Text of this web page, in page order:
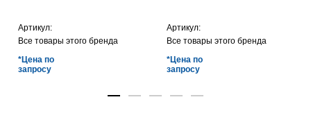
Артикул:
Все товары этого бренда
*Цена по
запросу
Артикул:
Все товары этого бренда
*Цена по
запросу